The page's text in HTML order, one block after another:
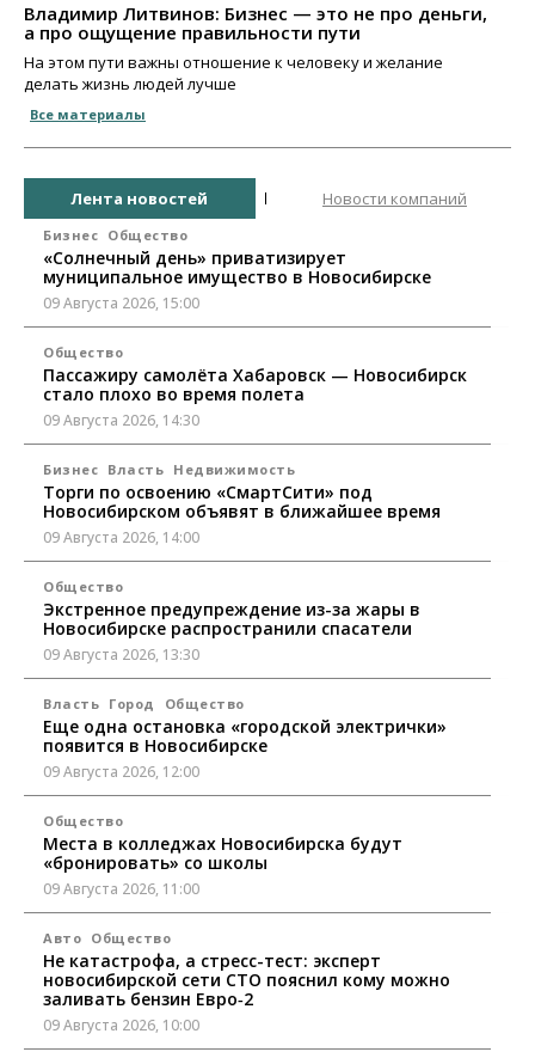
Владимир Литвинов: Бизнес — это не про деньги,
а про ощущение правильности пути
На этом пути важны отношение к человеку и желание
делать жизнь людей лучше
Все материалы
Лента новостей Новости компаний
Бизнес Общество
«Солнечный день» приватизирует
муниципальное имущество в Новосибирске
09 Августа 2026, 15:00
Общество
Пассажиру самолёта Хабаровск — Новосибирск
стало плохо во время полета
09 Августа 2026, 14:30
Бизнес Власть Недвижимость
Торги по освоению «СмартСити» под
Новосибирском объявят в ближайшее время
09 Августа 2026, 14:00
Общество
Экстренное предупреждение из-за жары в
Новосибирске распространили спасатели
09 Августа 2026, 13:30
Власть Город Общество
Еще одна остановка «городской электрички»
появится в Новосибирске
09 Августа 2026, 12:00
Общество
Места в колледжах Новосибирска будут
«бронировать» со школы
09 Августа 2026, 11:00
Авто Общество
Не катастрофа, а стресс-тест: эксперт
новосибирской сети СТО пояснил кому можно
заливать бензин Евро‑2
09 Августа 2026, 10:00